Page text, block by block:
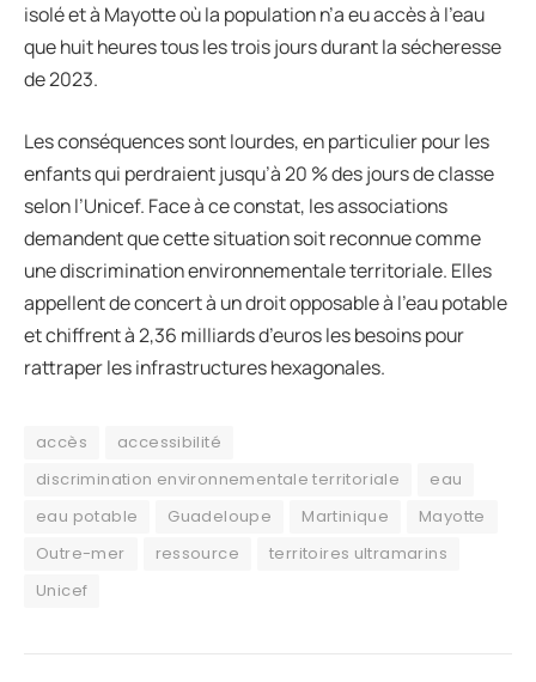
isolé et à Mayotte où la population n’a eu accès à l’eau
que huit heures tous les trois jours durant la sécheresse
de 2023.
Les conséquences sont lourdes, en particulier pour les
enfants qui perdraient jusqu’à 20 % des jours de classe
selon l’Unicef. Face à ce constat, les associations
demandent que cette situation soit reconnue comme
une discrimination environnementale territoriale. Elles
appellent de concert à un droit opposable à l’eau potable
et chiffrent à 2,36 milliards d’euros les besoins pour
rattraper les infrastructures hexagonales.
accès
accessibilité
discrimination environnementale territoriale
eau
eau potable
Guadeloupe Martinique
Mayotte
Outre-mer
ressource
territoires ultramarins
Unicef